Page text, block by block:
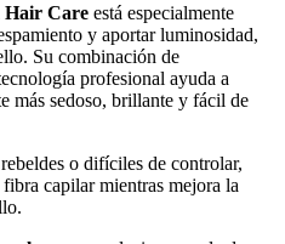
Hair Care está especialmente
y aportar luminosidad,
Su combinación de
profesional ayuda a
más sedoso, brillante y fácil de
o difíciles de controlar,
capilar mientras mejora la